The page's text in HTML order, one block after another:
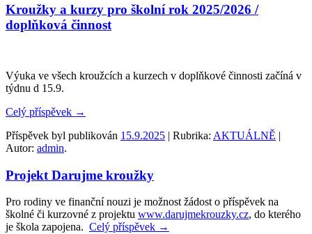
Kroužky a kurzy pro školní rok 2025/2026 /
doplňková činnost
Výuka ve všech kroužcích a kurzech v doplňkové činnosti začíná v
týdnu d 15.9.
Celý příspěvek →
Příspěvek byl publikován 15.9.2025 | Rubrika: AKTUÁLNĚ |
Autor: admin.
Projekt Darujme kroužky
Pro rodiny ve finanční nouzi je možnost žádost o příspěvek na
školné či kurzovné z projektu www.darujmekrouzky.cz, do kterého
je škola zapojena. Celý příspěvek →